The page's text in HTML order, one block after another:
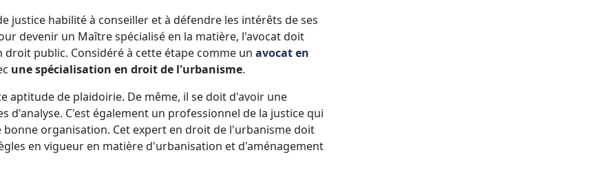
justice habilité à conseiller et à défendre les intérêts de ses
devenir un Maître spécialisé en la matière, l'avocat doit
public. Considéré à cette étape comme un avocat en
une spécialisation en droit de l'urbanisme.
aptitude de plaidoirie. De même, il se doit d'avoir une
d'analyse. C'est également un professionnel de la justice qui
organisation. Cet expert en droit de l'urbanisme doit
en vigueur en matière d'urbanisation et d'aménagement